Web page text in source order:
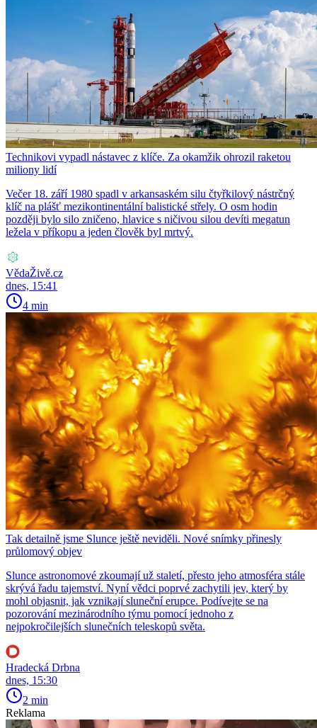
Technikovi vypadl nástavec z klíče. Za okamžik ohrozil raketou
miliony lidí
Večer 18. září 1980 spadl v arkansaském silu čtyřkilový nástrčný
klíč na plášť mezikontinentální balistické střely. O osm hodin
později bylo silo zničeno, hlavice s ničivou silou devíti megatun
ležela v příkopu a jeden člověk byl mrtvý.
VědaŽivě.cz
dnes, 15:41
4 min
Tak detailně jsme Slunce ještě neviděli. Nové snímky přinesly
průlomový objev
Slunce astronomové zkoumají už staletí, přesto jeho atmosféra stále
skrývá řadu tajemství. Nyní vědci poprvé zachytili jev, který by
mohl objasnit, jak vznikají sluneční erupce. Podívejte se na
pozorování mezinárodního týmu pomocí jednoho z
nejpokročilejších slunečních teleskopů světa.
Hradecká Drbna
dnes, 15:30
2 min
Reklama